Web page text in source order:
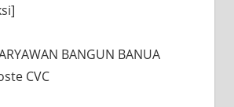
⠀⠀
BANGUN BANUA
CVC